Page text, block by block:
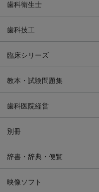
歯科衛生士
歯科技工
臨床シリーズ
教本・試験問題集
歯科医院経営
別冊
辞書・辞典・便覧
映像ソフト